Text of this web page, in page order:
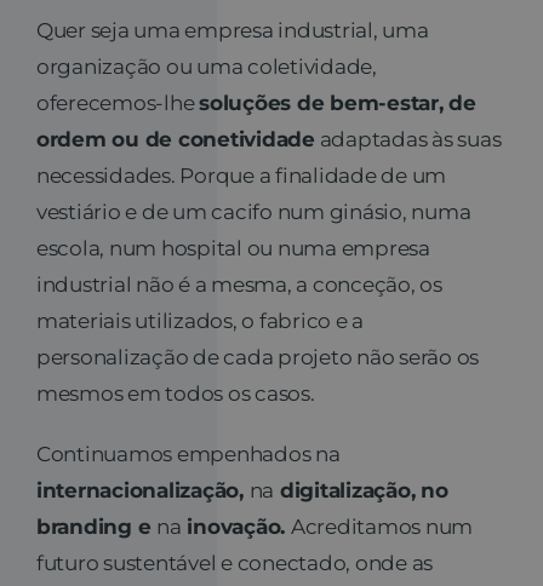
Quer seja uma empresa industrial, uma
organização ou uma coletividade,
oferecemos-lhesoluções de bem-estar, de
ordem ou de conetividade adaptadas às suas
necessidades. Porque a finalidade de um
vestiário e de um cacifo num ginásio, numa
escola, num hospital ou numa empresa
industrial não é a mesma, a conceção, os
materiais utilizados, o fabrico e a
personalização de cada projeto não serão os
mesmos em todos os casos.
Continuamos empenhados na
internacionalização, na digitalização, no
branding e na inovação. Acreditamos num
futuro sustentável e conectado, onde as